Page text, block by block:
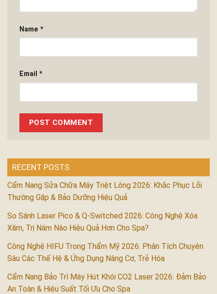
Name *
Email *
RECENT POSTS
Cẩm Nang Sửa Chữa Máy Triệt Lông 2026: Khắc Phục Lỗi
Thường Gặp & Bảo Dưỡng Hiệu Quả
So Sánh Laser Pico & Q-Switched 2026: Công Nghệ Xóa
Xăm, Trị Nám Nào Hiệu Quả Hơn Cho Spa?
Công Nghệ HIFU Trong Thẩm Mỹ 2026: Phân Tích Chuyên
Sâu Các Thế Hệ & Ứng Dụng Nâng Cơ, Trẻ Hóa
Cẩm Nang Bảo Trì Máy Hút Khói CO2 Laser 2026: Đảm Bảo
An Toàn & Hiệu Suất Tối Ưu Cho Spa